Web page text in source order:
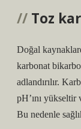
Toz
Doğal
karbonat
adlandırılır.
pH’ını
Bu nedenle